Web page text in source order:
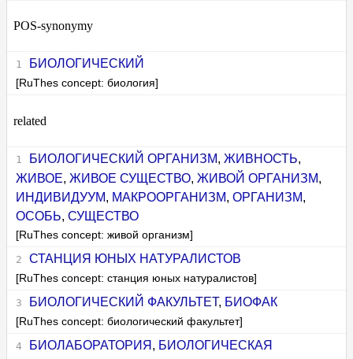
POS-synonymy
БИОЛОГИЧЕСКИЙ
[RuThes concept: биология]
related
БИОЛОГИЧЕСКИЙ ОРГАНИЗМ, ЖИВНОСТЬ,
ЖИВОЕ,ЖИВОЕ СУЩЕСТВО,ЖИВОЙ ОРГАНИЗМ,
ИНДИВИДУУМ, МАКРООРГАНИЗМ,ОРГАНИЗМ,
ОСОБЬ,СУЩЕСТВО
[RuThes concept: живой организм]
СТАНЦИЯ ЮНЫХ НАТУРАЛИСТОВ
[RuThes concept: станция юных натуралистов]
БИОЛОГИЧЕСКИЙ ФАКУЛЬТЕТ, БИОФАК
[RuThes concept: биологический факультет]
БИОЛАБОРАТОРИЯ , БИОЛОГИЧЕСКАЯ